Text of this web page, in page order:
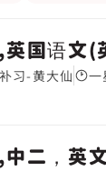
国语文(
习-黄大仙 一
二，英